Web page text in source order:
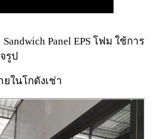
Panel EPS โฟม ใช้การ
รูป
ในโกดังเช่า